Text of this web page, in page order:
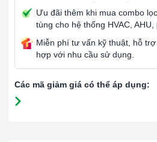
Ưu đãi thêm khi mua combo
tùng cho hệ thống HVAC, AHU,
Miễn phí tư vấn kỹ thuật, hỗ
hợp với nhu cầu sử dụng.
Các mã giảm giá có thể áp dụng: